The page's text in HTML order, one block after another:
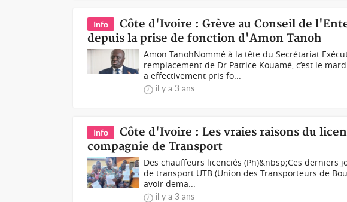
Info
Côte d'Ivoire : Grève au Conseil de
depuis la prise de fonction d'Amon Tanoh
Amon TanohNommé à la tête du Secrétariat
remplacement de Dr Patrice Kouamé, c’est le
a effectivement pris fo...
il y a 3 ans
Info
Côte d'Ivoire : Les vraies raisons du
compagnie de Transport
Des chauffeurs licenciés (Ph)&nbsp;Ces
de transport UTB (Union des Transporteurs de
avoir dema...
il y a 3 ans